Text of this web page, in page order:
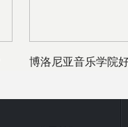
博洛尼亚音乐学院